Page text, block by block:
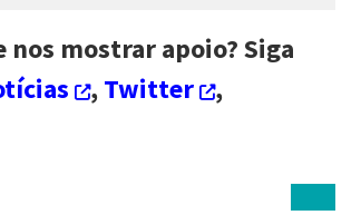
mostrar apoio? Siga
,Twitter
,